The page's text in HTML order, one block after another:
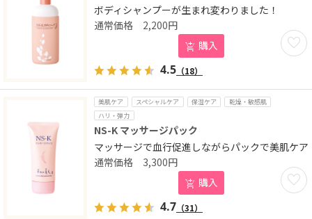
ボディシャンプーが生まれ変わりました！
お気
2,200円
購入
4.5 （18）
美肌ケア スペシャルケア 保湿ケア
乾燥・敏感肌
ハリ・弾力
NS-K マッサージパック
マッサージで血行促進しながらパックで美肌ケア
お気
3,300円
購入
4.7 （31）